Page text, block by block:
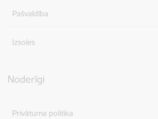
Pašvaldība
Izsoles
Noderīgi
Privātuma politika